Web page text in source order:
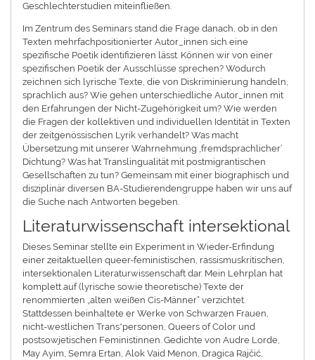
Geschlechterstudien miteinfließen.
Im Zentrum des Seminars stand die Frage danach, ob in den
Texten mehrfachpositionierter Autor_innen sich eine
spezifische Poetik identifizieren lässt. Können wir von einer
spezifischen Poetik der Ausschlüsse sprechen? Wodurch
zeichnen sich lyrische Texte, die von Diskriminierung handeln,
sprachlich aus? Wie gehen unterschiedliche Autor_innen mit
den Erfahrungen der Nicht-Zugehörigkeit um? Wie werden
die Fragen der kollektiven und individuellen Identität in Texten
der zeitgenössischen Lyrik verhandelt? Was macht
Übersetzung mit unserer Wahrnehmung ‚fremdsprachlicher‘
Dichtung? Was hat Translingualität mit postmigrantischen
Gesellschaften zu tun? Gemeinsam mit einer biographisch und
disziplinär diversen BA-Studierendengruppe haben wir uns auf
die Suche nach Antworten begeben.
Literaturwissenschaft intersektional
Dieses Seminar stellte ein Experiment in Wieder-Erfindung
einer zeitaktuellen queer-feministischen, rassismuskritischen,
intersektionalen Literaturwissenschaft dar. Mein Lehrplan hat
komplett auf (lyrische sowie theoretische) Texte der
renommierten „alten weißen Cis-Männer“ verzichtet.
Stattdessen beinhaltete er Werke von Schwarzen Frauen,
nicht-westlichen Trans*personen, Queers of Color und
postsowjetischen Feministinnen. Gedichte von Audre Lorde,
May Ayim, Semra Ertan, Alok Vaid Menon, Dragica Rajčić,